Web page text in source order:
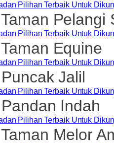
Pelangi
Equine
Jalil
Indah
Melor